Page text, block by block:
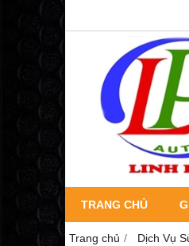
TRANG CHỦ
Trang chủ Dịch Vụ